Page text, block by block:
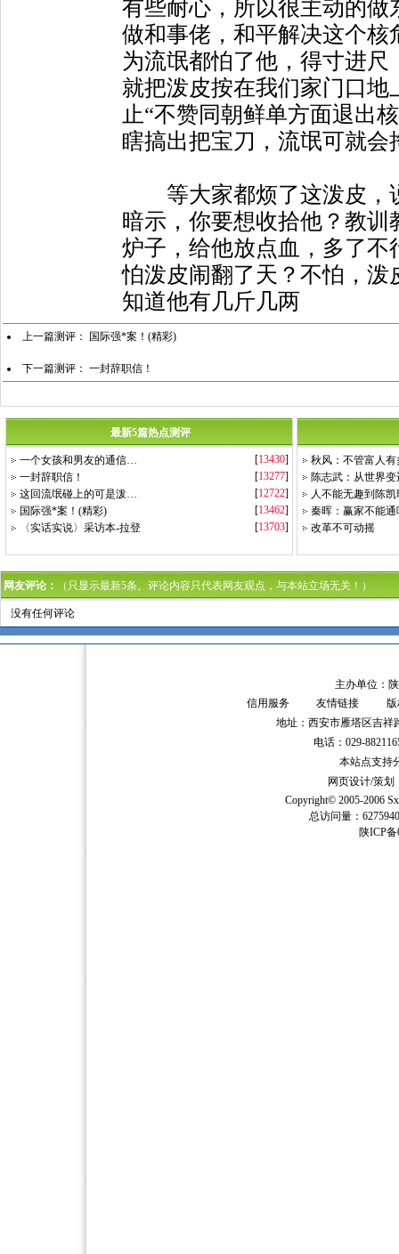
有些耐心，所以很主动的
做和事佬，和平解决这个
为流氓都怕了他，得寸进
就把泼皮按在我们家门口
止“不赞同朝鲜单方面退出
瞎搞出把宝刀，流氓可就会
等大家都烦了这泼皮，
暗示，你要想收拾他？教
炉子，给他放点血，多了
怕泼皮闹翻了天？不怕，
知道他有几斤几两
上一篇测评： 国际强*案！(精彩)
下一篇测评： 一封辞职信！
最新5篇热点测评
一个女孩和男友的通信… [13430]
一封辞职信！
[13277]
这回流氓碰上的可是泼…
[12722]
国际强*案！(精彩)
[13462]
〈实话实说〉采访本-拉登
[13703]
秋风：不管富人
陈志武：从世界
人不能无趣到陈
秦晖：赢家不能通
改革不可动摇
网友评论： （只显示最新5条。评论内容只代表网友观点，与本站立场无关！）
没有任何评论
主办单位：
信用服务
友情链接
版
地址：西安市雁塔区吉祥
电话：029-
本站点支持
网页设计/策
Copyright© 2005-2006
总访问量：
陕ICP备